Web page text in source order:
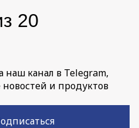
20
канал в Telegram,
и продуктов